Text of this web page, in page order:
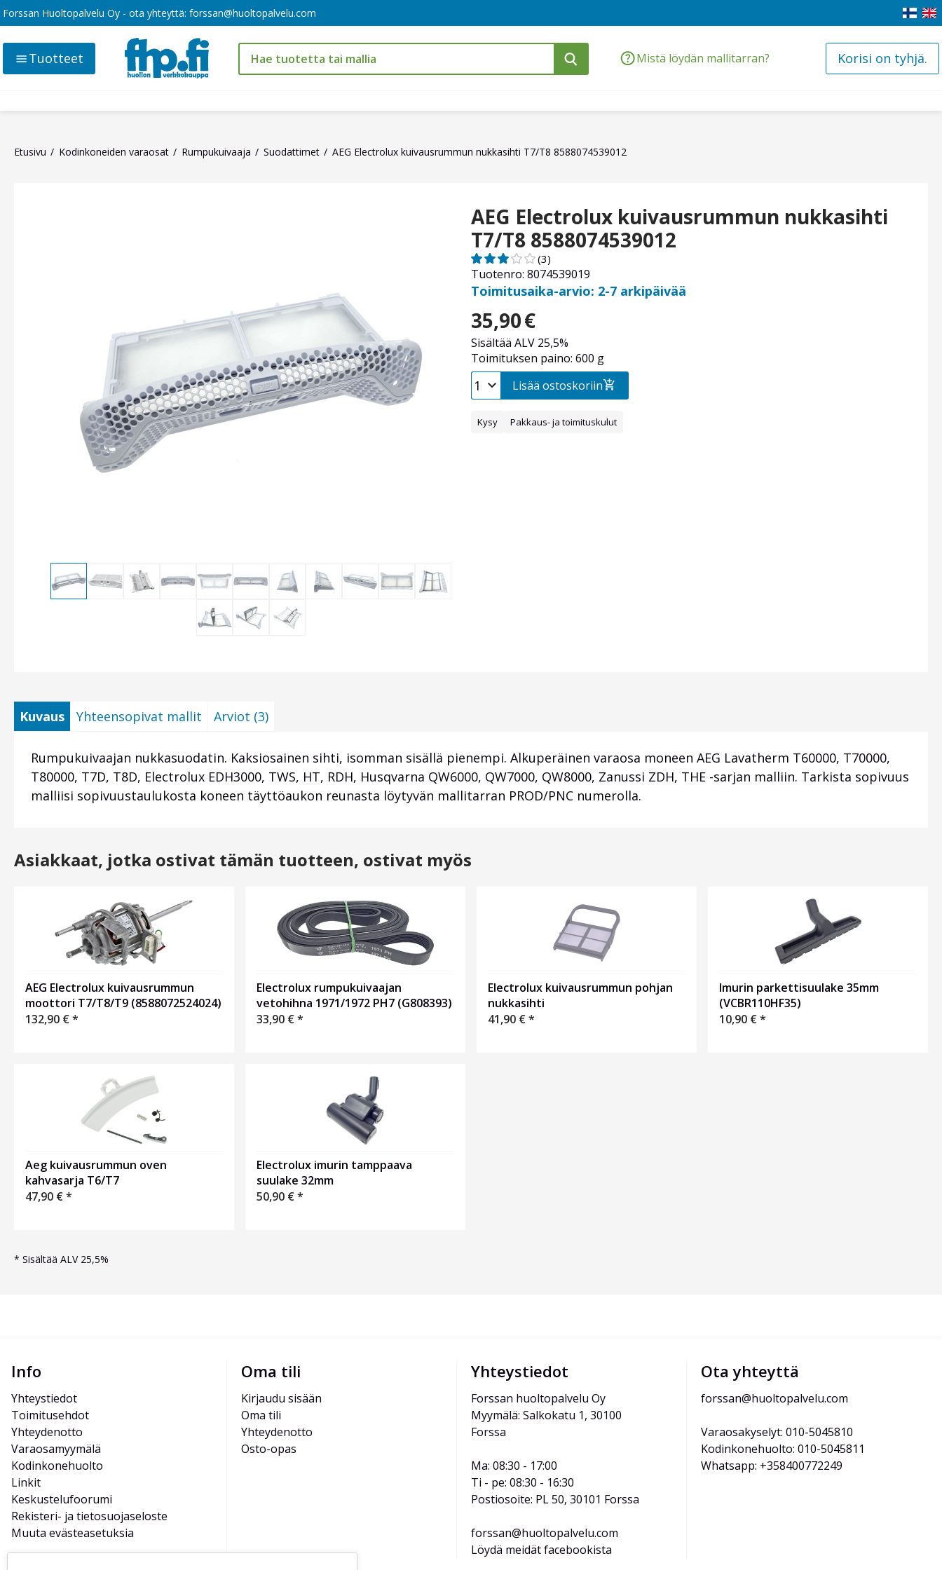
Forssan Huoltopalvelu Oy - ota yhteyttä: forssan@huoltopalvelu.com
Mistä löydän mallitarran? Korisi on tyhjä.
Tuotteet
Etusivu Kodinkoneiden varaosat Rumpukuivaaja Suodattimet AEG Electrolux kuivausrummun nukkasihti T7/T8 8588074539012
AEG Electrolux kuivausrummun nukkasihti
T7/T8 8588074539012
Tuotenro: 8074539019
(3)
Toimitusaika-arvio: 2-7 arkipäivää
35,90€
Sisältää ALV 25,5%
Toimituksen paino: 600 g
Lisää ostoskoriin
Kysy Pakkaus- ja toimituskulut
Kuvaus Yhteensopivat mallit Arviot (3)
Rumpukuivaajan nukkasuodatin. Kaksiosainen sihti, isomman sisällä pienempi. Alkuperäinen varaosa moneen AEG Lavatherm T60000, T70000,
T80000, T7D, T8D, Electrolux EDH3000, TWS, HT, RDH, Husqvarna QW6000, QW7000, QW8000, Zanussi ZDH, THE -sarjan malliin. Tarkista sopivuus
malliisi sopivuustaulukosta koneen täyttöaukon reunasta löytyvän mallitarran PROD/PNC numerolla.
Asiakkaat, jotka ostivat tämän tuotteen, ostivat myös
AEG Electrolux kuivausrummun
moottori T7/T8/T9 (8588072524024)
132,90 €*
Electrolux rumpukuivaajan
vetohihna 1971/1972 PH7 (G808393)
33,90 €*
Electrolux kuivausrummun pohjan
nukkasihti
41,90 €*
Imurin parkettisuulake 35mm
(VCBR110HF35)
10,90 €*
Aeg kuivausrummun oven
kahvasarja T6/T7
47,90 €*
Electrolux imurin tamppaava
suulake 32mm
50,90 €*
* Sisältää ALV 25,5%
Info
Yhteystiedot
Toimitusehdot
Yhteydenotto
Varaosamyymälä
Kodinkonehuolto
Linkit
Keskustelufoorumi
Rekisteri- ja tietosuojaseloste
Muuta evästeasetuksia
Oma tili
Kirjaudu sisään
Oma tili
Yhteydenotto
Osto-opas
Yhteystiedot
Forssan huoltopalvelu Oy
Myymälä: Salkokatu 1, 30100
Forssa
Ma: 08:30 - 17:00
Ti - pe: 08:30 - 16:30
Postiosoite: PL 50, 30101 Forssa
forssan@huoltopalvelu.com
Löydä meidät facebookista
Ota yhteyttä
forssan@huoltopalvelu.com
Varaosakyselyt: 010-5045810
Kodinkonehuolto: 010-5045811
Whatsapp: +358400772249